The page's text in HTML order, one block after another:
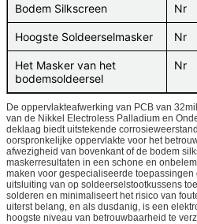
Bodem Silkscreen Nr
Hoogste Soldeerselmasker Nr
Het Masker van het
bodemsoldeersel
Nr
De oppervlakteafwerking van PCB van
van de Nikkel Electroless Palladium en
deklaag biedt uitstekende
oorspronkelijke oppervlakte voor het
afwezigheid van bovenkant of de bodem
maskerresultaten in een schone en
maken voor gespecialiseerde
uitsluiting van op soldeerselstootkussens
solderen en minimaliseert het risico van
uiterst belang, en als dusdanig, is een
hoogste niveau van betrouwbaarheid te